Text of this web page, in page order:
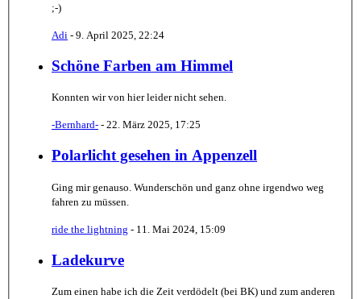
;-)
Adi - 9. April 2025, 22:24
Schöne Farben am Himmel
Konnten wir von hier leider nicht sehen.
-Bernhard- - 22. März 2025, 17:25
Polarlicht gesehen in Appenzell
Ging mir genauso. Wunderschön und ganz ohne irgendwo weg
fahren zu müssen.
ride the lightning - 11. Mai 2024, 15:09
Ladekurve
Zum einen habe ich die Zeit verdödelt (bei BK) und zum anderen